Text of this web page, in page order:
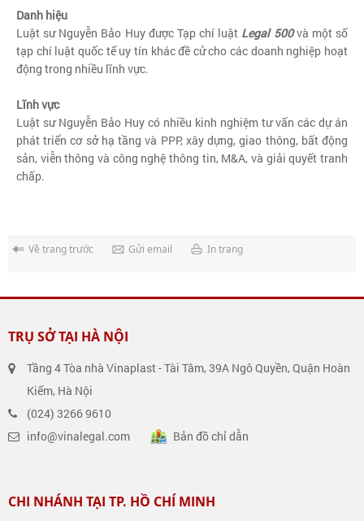
Danh hiệu
Luật sư Nguyễn Bảo Huy được Tạp chí luật Legal 500và một số
tạp chí luật quốc tế uy tín khác đề cử cho các doanh nghiệp hoạt
động trong nhiều lĩnh vực.
Lĩnh vực
Luật sư Nguyễn Bảo Huy có nhiều kinh nghiệm tư vấn các dự án
phát triển cơ sở hạ tầng và PPP, xây dựng, giao thông, bất động
sản, viễn thông và công nghệ thông tin, M&A, và giải quyết tranh
chấp.
Về trang trước Gửi email In trang
TRỤ SỞ TẠI HÀ NỘI
Tầng 4 Tòa nhà Vinaplast - Tài Tâm, 39A Ngô Quyền, Quận Hoàn
Kiếm, Hà Nội
(024) 3266 9610
info@vinalegal.com
Bản đồ chỉ dẫn
CHI NHÁNH TẠI TP. HỒ CHÍ MINH